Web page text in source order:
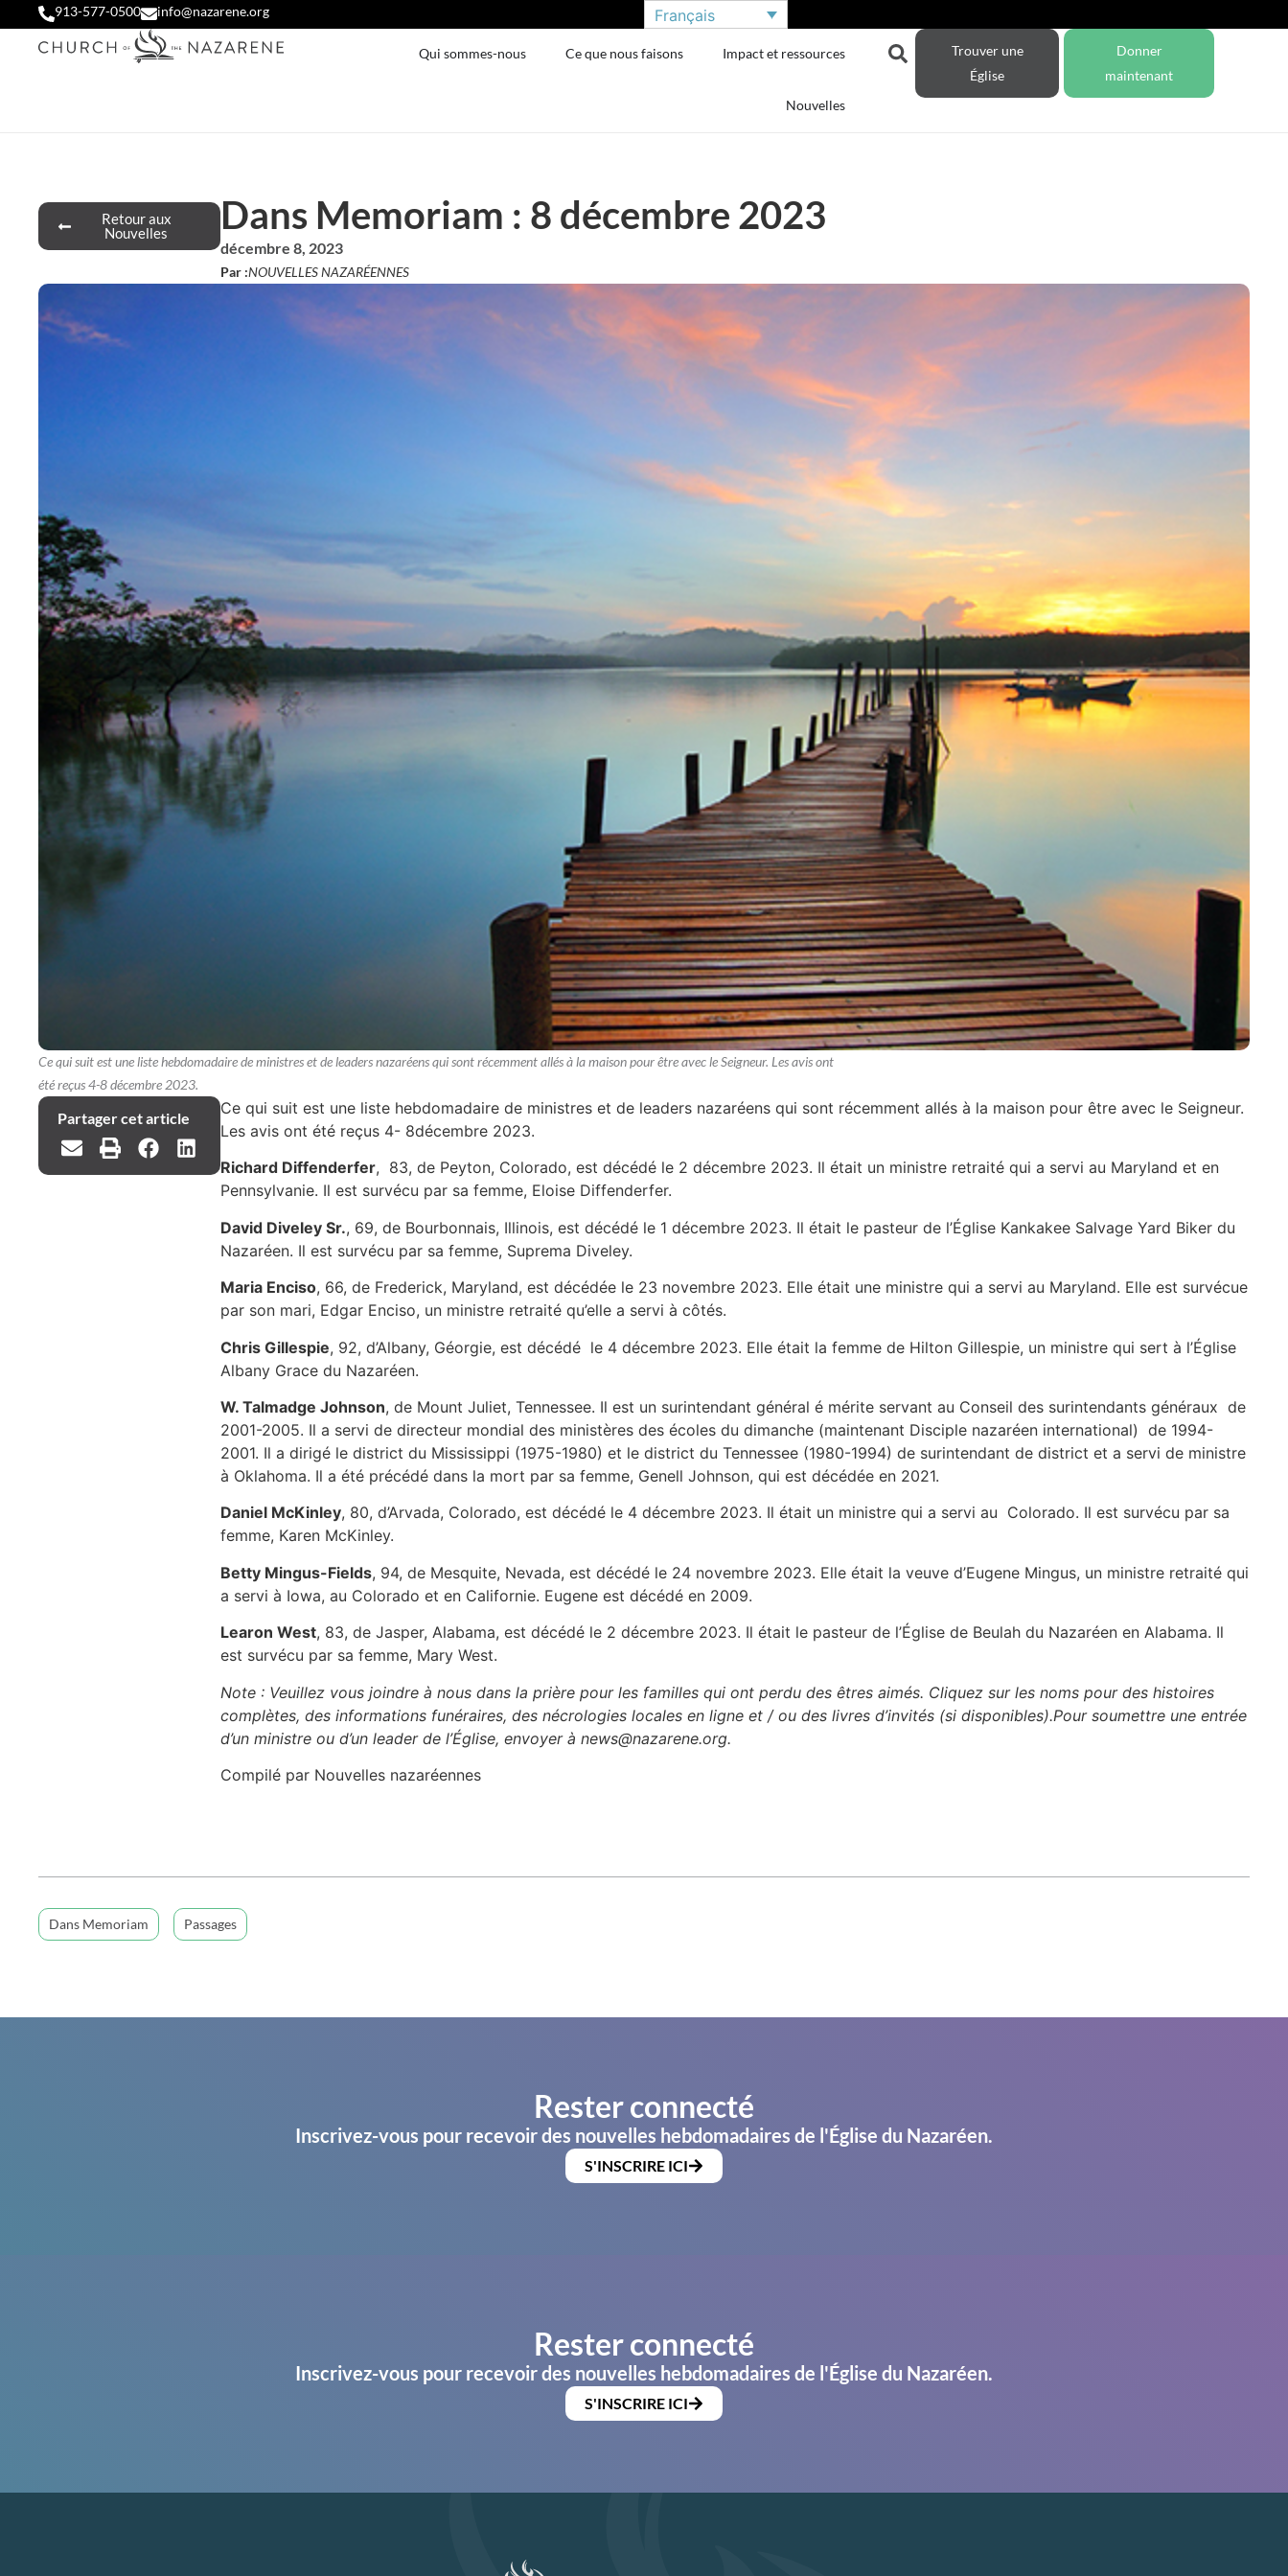
913-577-0500 info@nazarene.org Français
Qui sommes-nous Ce que nous faisons Impact et ressources
Nouvelles
Trouver une
Église
Donner
maintenant
Retour aux
Nouvelles
Dans Memoriam : 8 décembre 2023
décembre 8, 2023
Par :NOUVELLES NAZARÉENNES
Ce qui suit est une liste hebdomadaire de ministres et de leaders nazaréens qui sont récemment allés à la maison pour être avec le Seigneur. Les avis ont
été reçus 4-8 décembre 2023.
Partager cet article
Ce qui suit est une liste hebdomadaire de ministres et de leaders nazaréens qui sont récemment allés à la maison pour être avec le Seigneur.
Les avis ont été reçus 4- 8décembre 2023.
Richard Diffenderfer, 83, de Peyton, Colorado, est décédé le 2 décembre 2023. Il était un ministre retraité qui a servi au Maryland et en
Pennsylvanie. Il est survécu par sa femme, Eloise Diffenderfer.
David Diveley Sr., 69, de Bourbonnais, Illinois, est décédé le 1 décembre 2023. Il était le pasteur de l’Église Kankakee Salvage Yard Biker du
Nazaréen. Il est survécu par sa femme, Suprema Diveley.
Maria Enciso, 66, de Frederick, Maryland, est décédée le 23 novembre 2023. Elle était une ministre qui a servi au Maryland. Elle est survécue
par son mari, Edgar Enciso, un ministre retraité qu’elle a servi à côtés.
Chris Gillespie, 92, d’Albany, Géorgie, est décédé le 4 décembre 2023. Elle était la femme de Hilton Gillespie, un ministre qui sert à l’Église
Albany Grace du Nazaréen.
W. Talmadge Johnson, de Mount Juliet, Tennessee. Il est un surintendant général é mérite servant au Conseil des surintendants généraux de
2001-2005. Il a servi de directeur mondial des ministères des écoles du dimanche (maintenant Disciple nazaréen international) de 1994-
2001. Il a dirigé le district du Mississippi (1975-1980) et le district du Tennessee (1980-1994) de surintendant de district et a servi de ministre
à Oklahoma. Il a été précédé dans la mort par sa femme, Genell Johnson, qui est décédée en 2021.
Daniel McKinley, 80, d’Arvada, Colorado, est décédé le 4 décembre 2023. Il était un ministre qui a servi au Colorado. Il est survécu par sa
femme, Karen McKinley.
Betty Mingus-Fields, 94, de Mesquite, Nevada, est décédé le 24 novembre 2023. Elle était la veuve d’Eugene Mingus, un ministre retraité qui
a servi à Iowa, au Colorado et en Californie. Eugene est décédé en 2009.
Learon West, 83, de Jasper, Alabama, est décédé le 2 décembre 2023. Il était le pasteur de l’Église de Beulah du Nazaréen en Alabama. Il
est survécu par sa femme, Mary West.
Note : Veuillez vous joindre à nous dans la prière pour les familles qui ont perdu des êtres aimés. Cliquez sur les noms pour des histoires
complètes, des informations funéraires, des nécrologies locales en ligne et / ou des livres d’invités (si disponibles).Pour soumettre une entrée
d’un ministre ou d’un leader de l’Église, envoyer à news@nazarene.org.
Compilé par Nouvelles nazaréennes
Dans Memoriam Passages
Rester connecté
Inscrivez-vous pour recevoir des nouvelles hebdomadaires de l'Église du Nazaréen.
S'INSCRIRE ICI
Rester connecté
Inscrivez-vous pour recevoir des nouvelles hebdomadaires de l'Église du Nazaréen.
S'INSCRIRE ICI